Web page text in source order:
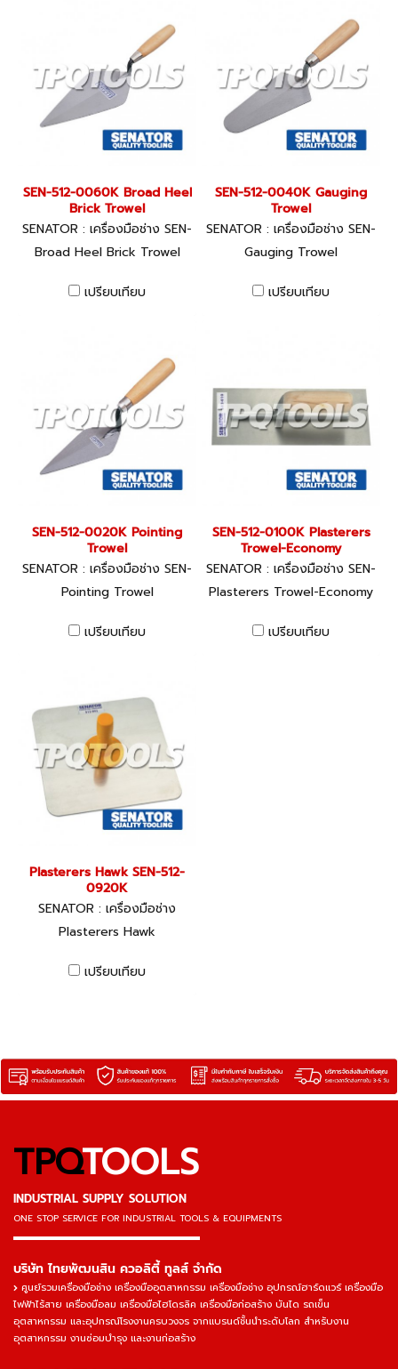
SEN-512-0060K Broad Heel
Brick Trowel
SENATOR : เครื่องมือช่าง SEN-
512-0060K
Broad Heel Brick Trowel
เปรียบเทียบ
SEN-512-0040K Gauging
Trowel
SENATOR : เครื่องมือช่าง SEN-
512-0040K
Gauging Trowel
เปรียบเทียบ
SEN-512-0020K Pointing
Trowel
SENATOR : เครื่องมือช่าง SEN-
512-0020K
Pointing Trowel
เปรียบเทียบ
SEN-512-0100K Plasterers
Trowel-Economy
SENATOR : เครื่องมือช่าง SEN-
512-0100K
Plasterers Trowel-Economy
เปรียบเทียบ
Plasterers Hawk SEN-512-
0920K
SENATOR : เครื่องมือช่าง
Plasterers Hawk
เปรียบเทียบ
TPQTOOLS
INDUSTRIAL SUPPLY SOLUTION
ONE STOP SERVICE FOR INDUSTRIAL TOOLS & EQUIPMENTS
▬▬▬▬▬▬▬▬▬▬▬▬▬▬▬
บริษัท ไทยพัฒนสิน ควอลิตี้ ทูลส์ จำกัด
ศูนย์รวมเครื่องมือช่าง เครื่องมืออุตสาหกรรม เครื่องมือช่าง อุปกรณ์ฮาร์ดแวร์ เครื่องมือ
ไฟฟ้าไร้สาย เครื่องมือลม เครื่องมือไฮโดรลิค เครื่องมือก่อสร้าง บันได รถเข็น
อุตสาหกรรม และอุปกรณ์โรงงานครบวงจร จากแบรนด์ชั้นนำระดับโลก สำหรับงาน
อุตสาหกรรม งานซ่อมบำรุง และงานก่อสร้าง